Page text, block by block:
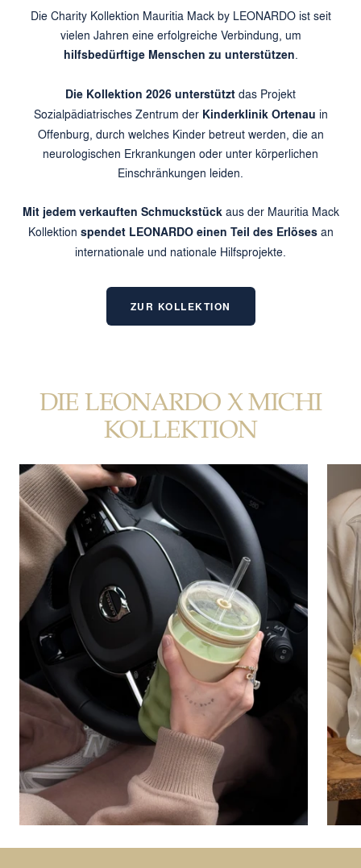
Die Charity Kollektion Mauritia Mack by LEONARDO ist seit
vielen Jahren eine erfolgreiche Verbindung, um
hilfsbedürftige Menschen zu unterstützen.
Die Kollektion 2026 unterstützt das Projekt
Sozialpädiatrisches Zentrum der Kinderklinik Ortenau in
Offenburg, durch welches Kinder betreut werden, die an
neurologischen Erkrankungen oder unter körperlichen
Einschränkungen leiden.
Mit jedem verkauften Schmuckstückaus der Mauritia Mack
Kollektion spendet LEONARDO einen Teil des Erlösesan
internationale und nationale Hilfsprojekte.
ZUR KOLLEKTION
DIE LEONARDO X MICHI
KOLLEKTION